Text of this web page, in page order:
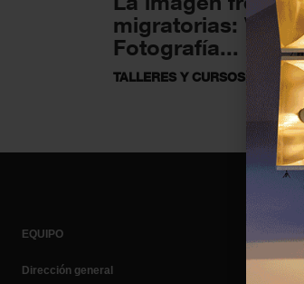
migratorias: VII
Fotografía...
TALLERES Y CURSOS 2
EQUIPO
Dirección general